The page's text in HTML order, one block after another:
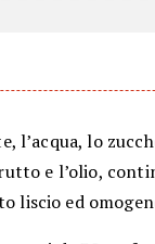
l’acqua, lo
e l’olio,
liscio ed